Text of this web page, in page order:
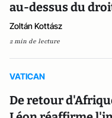
au-dessus du
Zoltán Kottász
2 min de lecture
VATICAN
De retour